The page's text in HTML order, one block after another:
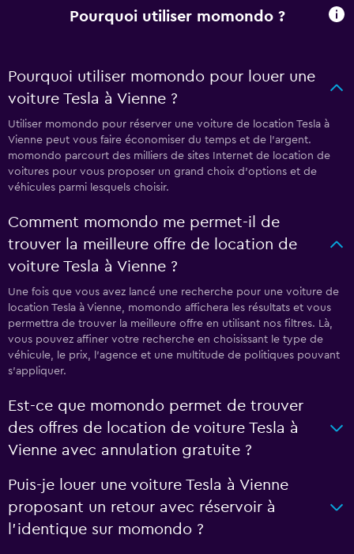
Pourquoi utiliser momondo ?
Pourquoi utiliser momondo pour louer une
voiture Tesla à Vienne ?
Utiliser momondo pour réserver une voiture de location Tesla à
Vienne peut vous faire économiser du temps et de l'argent.
momondo parcourt des milliers de sites Internet de location de
voitures pour vous proposer un grand choix d'options et de
véhicules parmi lesquels choisir.
Comment momondo me permet-il de
trouver la meilleure offre de location de
voiture Tesla à Vienne ?
Une fois que vous avez lancé une recherche pour une voiture de
location Tesla à Vienne, momondo affichera les résultats et vous
permettra de trouver la meilleure offre en utilisant nos filtres. Là,
vous pouvez affiner votre recherche en choisissant le type de
véhicule, le prix, l'agence et une multitude de politiques pouvant
s'appliquer.
Est-ce que momondo permet de trouver
des offres de location de voiture Tesla à
Vienne avec annulation gratuite ?
Puis-je louer une voiture Tesla à Vienne
proposant un retour avec réservoir à
l'identique sur momondo ?